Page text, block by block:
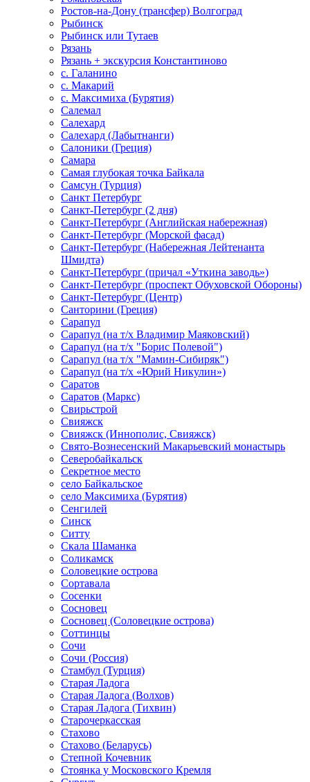
Ростов-на-Дону (трансфер) Волгоград
Рыбинск
Рыбинск или Тутаев
Рязань
Рязань + экскурсия Константиново
с. Галанино
с. Макарий
с. Максимиха (Бурятия)
Салемал
Салехард
Салехард (Лабытнанги)
Салоники (Греция)
Самара
Самая глубокая точка Байкала
Самсун (Турция)
Санкт Петербург
Санкт-Петербург (2 дня)
Санкт-Петербург (Английская набережная)
Санкт-Петербург (Морской фасад)
Санкт-Петербург (Набережная Лейтенанта
Шмидта)
Санкт-Петербург (причал «Уткина заводь»)
Санкт-Петербург (проспект Обуховской Обороны)
Санкт-Петербург (Центр)
Санторини (Греция)
Сарапул
Сарапул (на т/х Владимир Маяковский)
Сарапул (на т/х "Борис Полевой")
Сарапул (на т/х "Мамин-Сибиряк")
Сарапул (на т/х «Юрий Никулин»)
Саратов
Саратов (Маркс)
Свирьстрой
Свияжск
Свияжск (Иннополис, Свияжск)
Свято-Вознесенский Макарьевский монастырь
Северобайкальск
Секретное место
село Байкальское
село Максимиха (Бурятия)
Сенгилей
Синск
Ситту
Скала Шаманка
Соликамск
Соловецкие острова
Сортавала
Сосенки
Сосновец
Сосновец (Соловецкие острова)
Соттинцы
Сочи
Сочи (Россия)
Стамбул (Турция)
Старая Ладога
Старая Ладога (Волхов)
Старая Ладога (Тихвин)
Старочеркасская
Стахово
Стахово (Беларусь)
Степной Кочевник
Стоянка у Московского Кремля